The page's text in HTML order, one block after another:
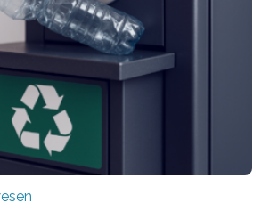
und bei Bedarf einfach voneinander
lag auf der Verbindung von
Lebensdauer, bei denen
den Austausch üblicherweise
untersuchten die Forschenden zwei
Einerseits klebten sie…